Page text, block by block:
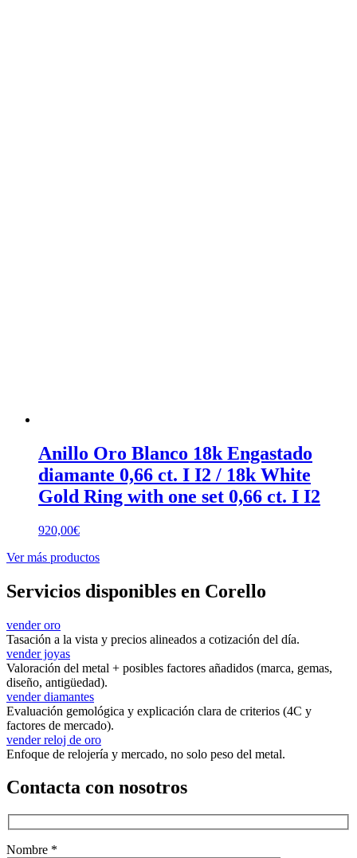
Anillo Oro Blanco 18k Engastado
diamante 0,66 ct. I I2 / 18k White
Gold Ring with one set 0,66 ct. I I2
920,00€
Ver más productos
Servicios disponibles en Corello
vender oro
Tasación a la vista y precios alineados a cotización del día.
vender joyas
Valoración del metal + posibles factores añadidos (marca, gemas,
diseño, antigüedad).
vender diamantes
Evaluación gemológica y explicación clara de criterios (4C y
factores de mercado).
vender reloj de oro
Enfoque de relojería y mercado, no solo peso del metal.
Contacta con nosotros
Nombre *